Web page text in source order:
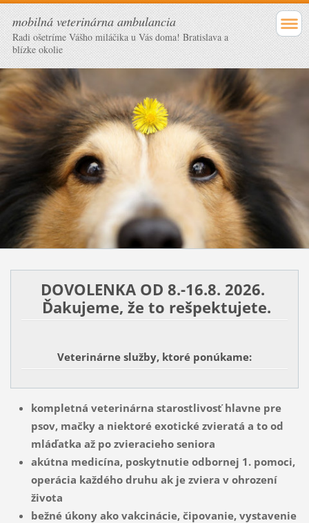
mobilná veterinárna ambulancia
Radi ošetríme Vášho miláčika u Vás doma! Bratislava a
blízke okolie
DOVOLENKA OD 8.-16.8. 2026.
Ďakujeme, že to rešpektujete.
Veterinárne služby, ktoré ponúkame:
kompletná veterinárna starostlivosť hlavne pre
psov, mačky a niektoré exotické zvieratá a to od
mláďatka až po zvieracieho seniora
akútna medicína, poskytnutie odbornej 1. pomoci,
operácia každého druhu ak je zviera v ohrození
života
bežné úkony ako vakcinácie, čipovanie, vystavenie